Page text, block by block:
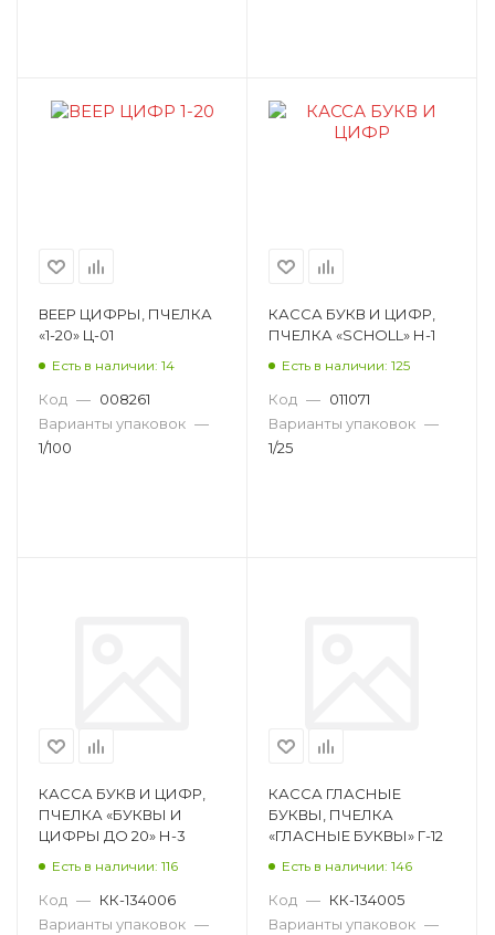
ВЕЕР ЦИФРЫ, ПЧЕЛКА
«1-20» Ц-01
Есть в наличии: 14
Код — 008261
Варианты упаковок —
1/100
КАССА БУКВ И ЦИФР,
ПЧЕЛКА «SCHOLL» Н-1
Есть в наличии: 125
Код — 011071
Варианты упаковок —
1/25
КАССА БУКВ И ЦИФР,
ПЧЕЛКА «БУКВЫ И
ЦИФРЫ ДО 20» Н-3
Есть в наличии: 116
Код — КК-134006
Варианты упаковок —
КАССА ГЛАСНЫЕ
БУКВЫ, ПЧЕЛКА
«ГЛАСНЫЕ БУКВЫ» Г-12
Есть в наличии: 146
Код — КК-134005
Варианты упаковок —